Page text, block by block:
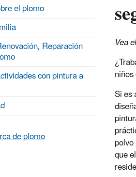
Vea
Si
que
el plomo
Reparación
con pintura a
de plomo